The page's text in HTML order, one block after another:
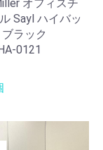
オフィスチ
Sayl ハイバッ
ラック
0121